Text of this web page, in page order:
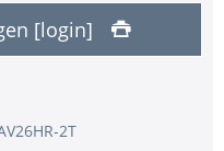
[login]
2T